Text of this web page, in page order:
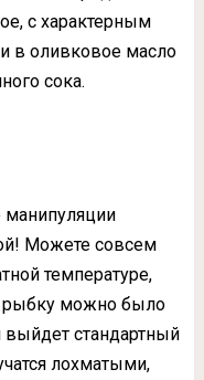
с характерным
в оливковое масло
сока.
Можете совсем
температуре,
рыбку можно было
стандартный
лохматыми,